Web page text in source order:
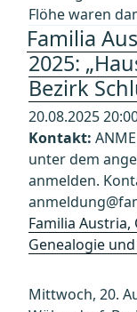
Flöhe waren
Familia
2025:
Bezirk
20.08.2025
Kontakt:
unter dem
anmelden.
Familia
Genealogie
Mittwoch, 20.